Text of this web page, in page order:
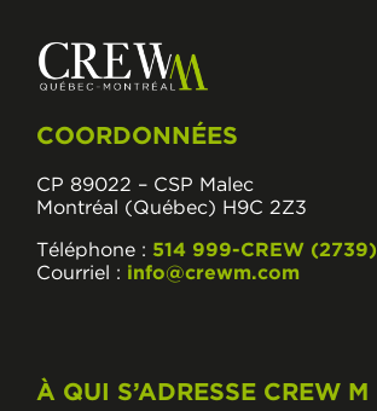
COORDONNÉES
CP 89022 – CSP Malec
Montréal (Québec) H9C 2Z3
Téléphone : 514 999-CREW (2739)
Courriel : info@crewm.com
À QUI S’ADRESSE CREW M